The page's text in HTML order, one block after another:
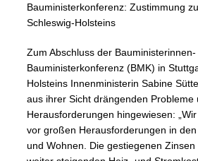
Bauministerkonferenz: Zustimmung
Schleswig-Holsteins
Zum Abschluss der Bauministerinnen-
Bauministerkonferenz (BMK) in
Holsteins Innenministerin Sabine
aus ihrer Sicht drängenden Probleme
Herausforderungen hingewiesen:
vor großen Herausforderungen in
und Wohnen. Die gestiegenen